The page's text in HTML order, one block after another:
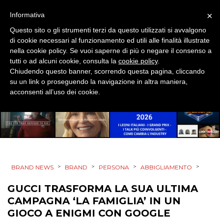
EDITORIA
ESTERNA
RADIO / AUDIO
TV
DATI
RICERCHE
BRAND NEWS > BRAND > PERSONA > ABBIGLIAMENTO >
GUCCI TRASFORMA LA SUA ULTIMA
CAMPAGNA ‘LA FAMIGLIA’ IN UN
GIOCO A ENIGMI CON GOOGLE
×
Informativa
Questo sito o gli strumenti terzi da questo utilizzati si avvalgono
di cookie necessari al funzionamento ed utili alle finalità illustrate
nella cookie policy. Se vuoi saperne di più o negare il consenso a
tutti o ad alcuni cookie, consulta la cookie policy.
Chiudendo questo banner, scorrendo questa pagina, cliccando
su un link o proseguendo la navigazione in altra maniera,
acconsenti all’uso dei cookie.